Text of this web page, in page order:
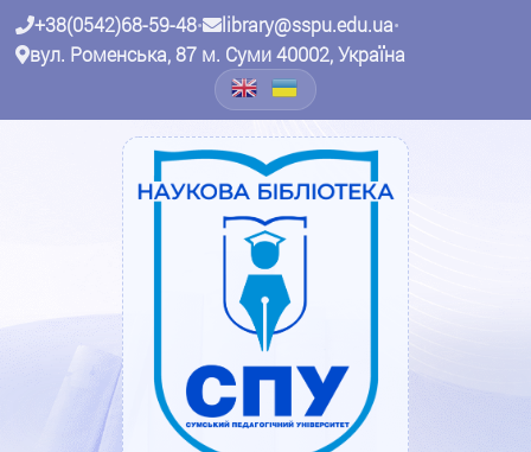
+38(0542)68-59-48• library@sspu.edu.ua•
вул. Роменська, 87 м. Суми 40002, Україна